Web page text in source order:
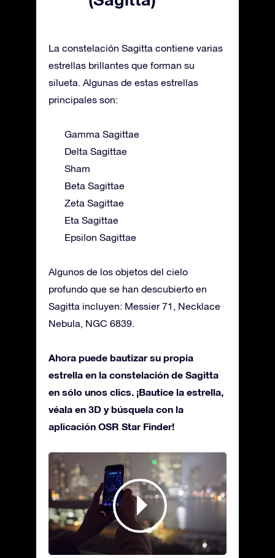
La constelación Sagitta contiene varias
estrellas brillantes que forman su
silueta. Algunas de estas estrellas
principales son:
Gamma Sagittae
Delta Sagittae
Sham
Beta Sagittae
Zeta Sagittae
Eta Sagittae
Epsilon Sagittae
Algunos de los objetos del cielo
profundo que se han descubierto en
Sagitta incluyen: Messier 71, Necklace
Nebula, NGC 6839.
Ahora puede bautizar su propia
estrella en la constelación de Sagitta
en sólo unos clics. ¡Bautice la estrella,
véala en 3D y búsquela con la
aplicación OSR Star Finder!